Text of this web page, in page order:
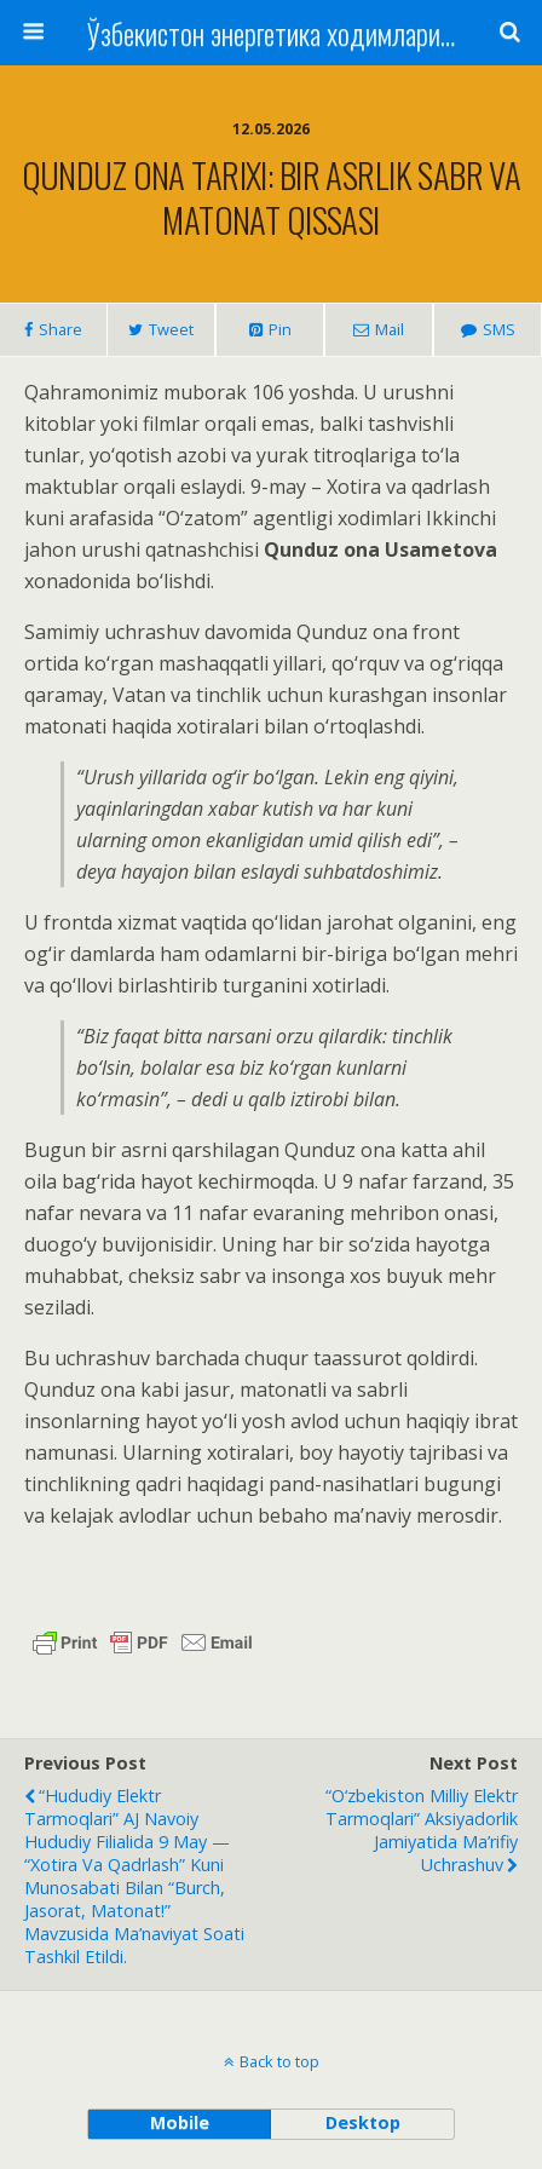
Ўзбекистон энергетика ходимлари касаба уюшмаси
12.05.2026
QUNDUZ ONA TARIXI: BIR ASRLIK SABR VA
MATONAT QISSASI
Share Tweet Pin Mail SMS
Qahramonimiz muborak 106 yoshda. U urushni
kitoblar yoki filmlar orqali emas, balki tashvishli
tunlar, yo‘qotish azobi va yurak titroqlariga to‘la
maktublar orqali eslaydi. 9-may – Xotira va qadrlash
kuni arafasida “O‘zatom” agentligi xodimlari Ikkinchi
jahon urushi qatnashchisi Qunduz ona Usametova
xonadonida bo‘lishdi.
Samimiy uchrashuv davomida Qunduz ona front
ortida ko‘rgan mashaqqatli yillari, qo‘rquv va og‘riqqa
qaramay, Vatan va tinchlik uchun kurashgan insonlar
matonati haqida xotiralari bilan o‘rtoqlashdi.
“Urush yillarida og‘ir bo‘lgan. Lekin eng qiyini,
yaqinlaringdan xabar kutish va har kuni
ularning omon ekanligidan umid qilish edi”, –
deya hayajon bilan eslaydi suhbatdoshimiz.
U frontda xizmat vaqtida qo‘lidan jarohat olganini, eng
og‘ir damlarda ham odamlarni bir-biriga bo‘lgan mehri
va qo‘llovi birlashtirib turganini xotirladi.
“Biz faqat bitta narsani orzu qilardik: tinchlik
bo‘lsin, bolalar esa biz ko‘rgan kunlarni
ko‘rmasin”, – dedi u qalb iztirobi bilan.
Bugun bir asrni qarshilagan Qunduz ona katta ahil
oila bag‘rida hayot kechirmoqda. U 9 nafar farzand, 35
nafar nevara va 11 nafar evaraning mehribon onasi,
duogo‘y buvijonisidir. Uning har bir so‘zida hayotga
muhabbat, cheksiz sabr va insonga xos buyuk mehr
seziladi.
Bu uchrashuv barchada chuqur taassurot qoldirdi.
Qunduz ona kabi jasur, matonatli va sabrli
insonlarning hayot yo‘li yosh avlod uchun haqiqiy ibrat
namunasi. Ularning xotiralari, boy hayotiy tajribasi va
tinchlikning qadri haqidagi pand-nasihatlari bugungi
va kelajak avlodlar uchun bebaho maʼnaviy merosdir.
Previous Post
“Hududiy Elektr
Tarmoqlari” AJ Navoiy
Hududiy Filialida 9 May —
“Xotira Va Qadrlash” Kuni
Munosabati Bilan “Burch,
Jasorat, Matonat!”
Mavzusida Ma’naviyat Soati
Tashkil Etildi.
Next Post
“O‘zbekiston Milliy Elektr
Tarmoqlari” Aksiyadorlik
Jamiyatida Ma’rifiy
Uchrashuv
Back to top
Mobile Desktop